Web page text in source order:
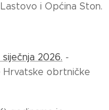
i Općina Ston.
2026. -
obrtničke